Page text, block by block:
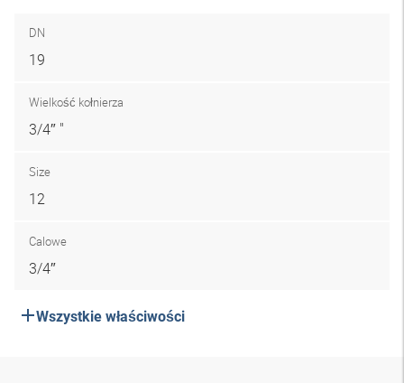
DN
19
Wielkość kołnierza
3/4″ "
Size
12
Calowe
3/4″
Wszystkie właściwości